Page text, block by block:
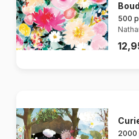
500
2000